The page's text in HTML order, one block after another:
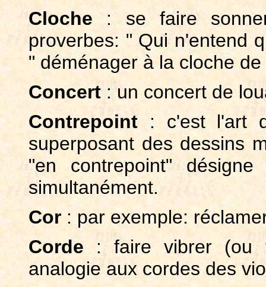
Cloche : se faire
proverbes: " Qui n'entend
" déménager à la cloche
Concert : un concert de
Contrepoint : c'est l'art
superposant des dessins
"en contrepoint"
simultanément.
Cor : par exemple:
Corde : faire vibrer (ou
analogie aux cordes des